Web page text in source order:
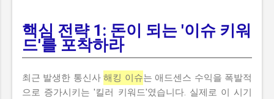
핵심 전략 1: 돈이 되는 '이슈 키워
드'를 포착하라
최근 발생한 통신사해킹 이슈는 애드센스 수익을 폭발적
으로 증가시키는 '킬러 키워드'였습니다. 실제로 이 시기